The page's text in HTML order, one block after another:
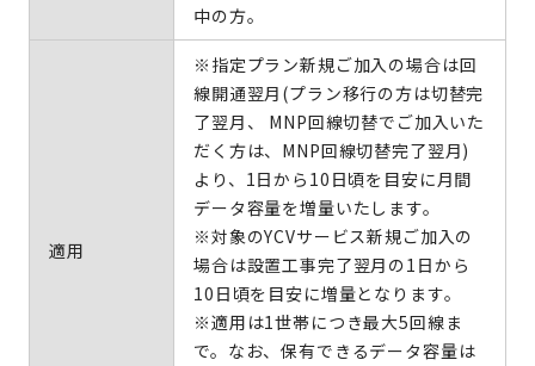
中の方。
適用
※指定プラン新規ご加入の場合は回
線開通翌月(プラン移行の方は切替完
了翌月、 MNP回線切替でご加入いた
だく方は、MNP回線切替完了翌月)
より、1日から10日頃を目安に月間
データ容量を増量いたします。
※対象のYCVサービス新規ご加入の
場合は設置工事完了翌月の1日から
10日頃を目安に増量となります。
※適用は1世帯につき最大5回線ま
で。なお、保有できるデータ容量は